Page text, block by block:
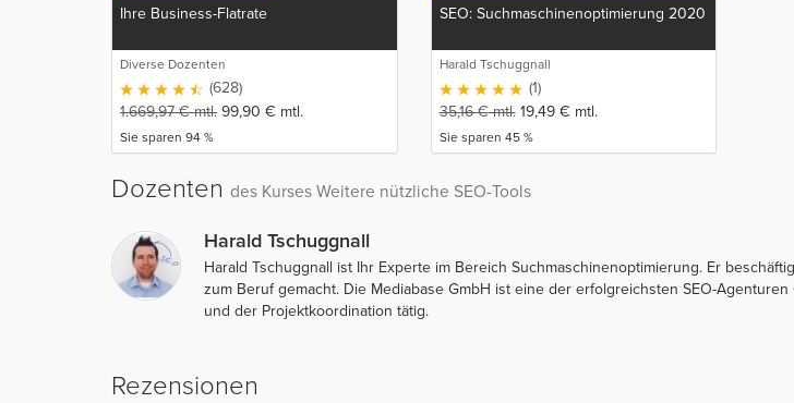
Ihre Business-Flatrate
Diverse Dozenten
(628)
1.669,97€mtl. 99,90 € mtl.
Sie sparen 94 %
SEO: Suchmaschinenoptimierung 2020
Harald Tschuggnall
(1)
35,16€mtl. 19,49 € mtl.
Sie sparen 45 %
Dozenten des Kurses Weitere nützliche SEO-Tools
Harald Tschuggnall
Harald Tschuggnall ist Ihr Experte im Bereich Suchmaschinenoptimierung. Er
zum Beruf gemacht. Die Mediabase GmbH ist eine der erfolgreichsten SEO-
und der Projektkoordination tätig.
Rezensionen